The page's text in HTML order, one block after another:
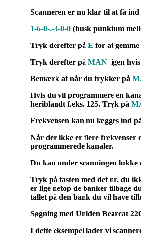
Scanneren er nu klar til at få
1-6-0-.-3-0-0(husk punktum
Tryk derefter på E for at
Tryk derefter på MAN igen
Bemærk at når du trykker på
Hvis du vil programmere en
heriblandt f.eks. 125. Tryk på
Frekvensen kan nu lægges ind
Når der ikke er flere frekvenser
programmerede kanaler.
Du kan under scanningen lukke
Tryk på tasten med det nr. du
er lige netop de banker tilbage
tallet på den bank du vil have
Søgning med Uniden Bearcat
I dette eksempel lader vi